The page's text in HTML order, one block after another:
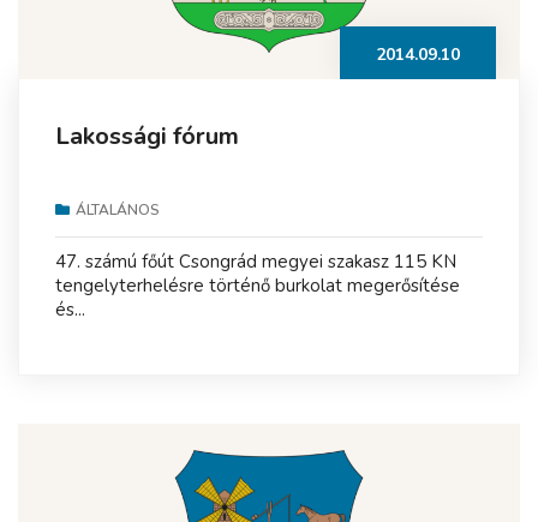
2014.09.10
Lakossági fórum
ÁLTALÁNOS
47. számú főút Csongrád megyei szakasz 115 KN
tengelyterhelésre történő burkolat megerősítése
és...